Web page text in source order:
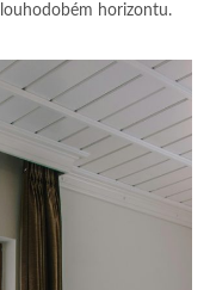
horizontu.